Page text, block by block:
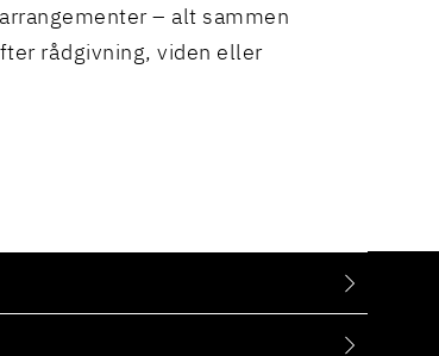
– alt sammen
rådgivning, viden eller